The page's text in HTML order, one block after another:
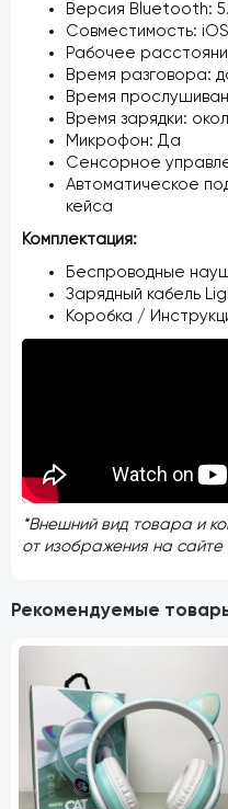
Версия Bluetooth:
Совместимость:
Рабочее
Время разговора:
Время
Время зарядки:
Микрофон: Да
Сенсорное
Автоматическое
кейса
Комплектация:
Беспроводные
Зарядный кабель
Коробка /
*Внешний вид товара и
от изображения на сайте
Рекомендуемые